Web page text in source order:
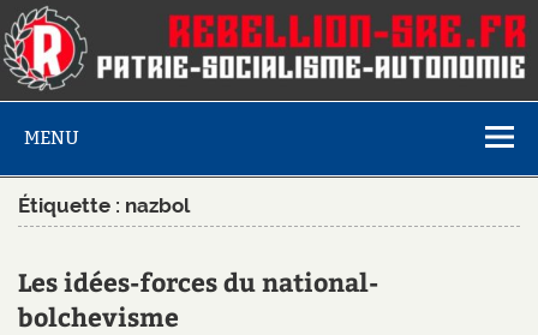
MENU
Étiquette : nazbol
Les idées-forces du national-
bolchevisme